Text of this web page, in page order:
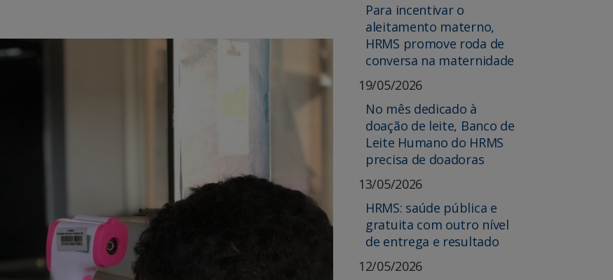
Para incentivar o
aleitamento materno,
HRMS promove roda de
conversa na maternidade
19/05/2026
No mês dedicado à
doação de leite, Banco de
Leite Humano do HRMS
precisa de doadoras
13/05/2026
HRMS: saúde pública e
gratuita com outro nível
de entrega e resultado
12/05/2026